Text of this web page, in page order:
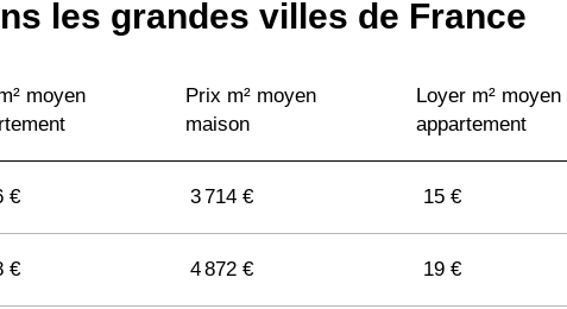
les grandes villes de France
moyen
Prix m² moyen
maison
Loyer m² moyen
appartement
€ 3 714 € 15 €
€ 4 872 € 19 €